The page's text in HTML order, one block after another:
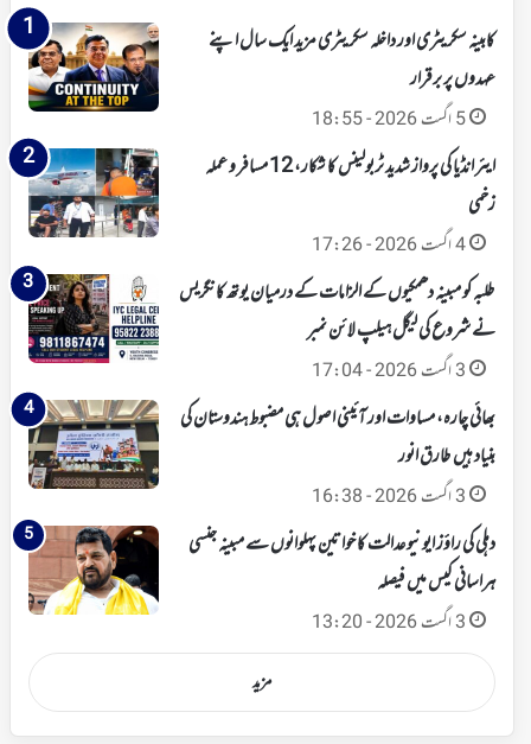
کابینہ سکریٹری اور داخلہ سکریٹری مزید ایک سال اپنے
عہدوں پر برقرار
5 اگست 2026 - 18:55
ایئر انڈیا کی پرواز شدید ٹربولینس کا شکار، 12 مسافر و عملہ
زخمی
4 اگست 2026 - 17:26
طلبہ کو مبینہ دھمکیوں کے الزامات کے درمیان یوتھ کانگریس
نے شروع کی لیگل ہیلپ لائن نمبر
3 اگست 2026 - 17:04
بھائی چارہ، مساوات اور آئینی اصول ہی مضبوط ہندوستان کی
بنیاد ہیں طارق انور
3 اگست 2026 - 16:38
دہلی کی راؤز ایونیو عدالت کا خواتین پہلوانوں سے مبینہ جنسی
ہراسانی کیس میں فیصلہ
3 اگست 2026 - 13:20
مزید